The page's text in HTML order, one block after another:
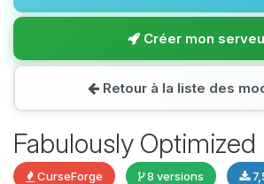
Créer mon
Retour à la liste des
Fabulously Optimized
CurseForge 8 versions